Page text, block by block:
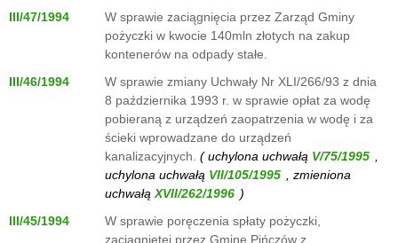
III/47/1994
W sprawie zaciągnięcia przez Zarząd Gminy
pożyczki w kwocie 140mln złotych na zakup
kontenerów na odpady stałe.
III/46/1994
W sprawie zmiany Uchwały Nr XLI/266/93 z dnia
8 października 1993 r. w sprawie opłat za wodę
pobieraną z urządzeń zaopatrzenia w wodę i za
ścieki wprowadzane do urządzeń
kanalizacyjnych. ( uchylona uchwałą
uchylona uchwałą
, zmieniona
uchwałą
)
III/45/1994
W sprawie poręczenia spłaty pożyczki,
zaciągniętej przez Gminę Pińczów z